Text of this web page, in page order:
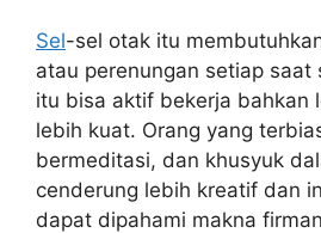
Sel-sel otak itu
atau perenungan setiap saat
itu bisa aktif bekerja bahkan
lebih kuat. Orang yang
bermeditasi, dan khusyuk
cenderung lebih kreatif dan
dapat dipahami makna